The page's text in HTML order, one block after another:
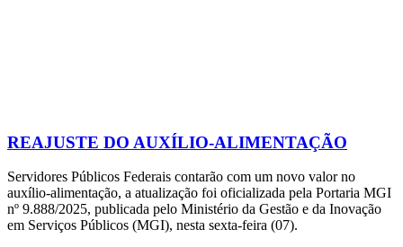
REAJUSTE DO AUXÍLIO-ALIMENTAÇÃO
Servidores Públicos Federais contarão com um novo valor no
auxílio-alimentação, a atualização foi oficializada pela Portaria MGI
nº 9.888/2025, publicada pelo Ministério da Gestão e da Inovação
em Serviços Públicos (MGI), nesta sexta-feira (07).